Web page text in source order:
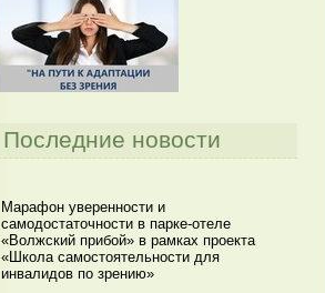
Последние новости
Марафон уверенности и
самодостаточности в парке-отеле
«Волжский прибой» в рамках проекта
«Школа самостоятельности для
инвалидов по зрению»